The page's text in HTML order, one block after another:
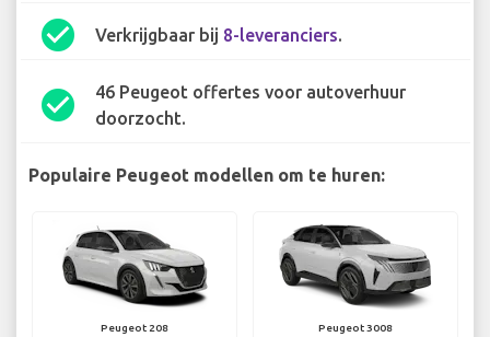
check_circle Verkrijgbaar bij 8-leveranciers.
check_circle
46 Peugeot offertes voor autoverhuur
doorzocht.
Populaire Peugeot modellen om te huren:
Peugeot 208 Peugeot 3008